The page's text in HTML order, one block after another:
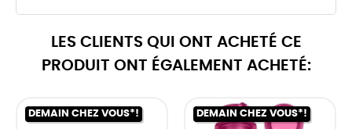
LES CLIENTS QUI ONT ACHETÉ CE
PRODUIT ONT ÉGALEMENT ACHETÉ:
DEMAIN CHEZ VOUS*! DEMAIN CHEZ VOUS*!